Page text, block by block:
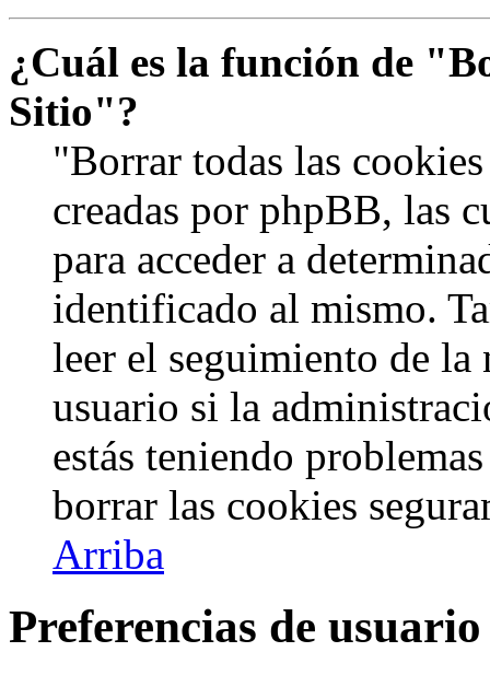
¿Cuál es la función de
Sitio"?
"Borrar todas las
creadas por phpBB, las
para acceder a
identificado al mismo.
leer el seguimiento de
usuario si la
estás teniendo
borrar las cookies
Arriba
Preferencias de